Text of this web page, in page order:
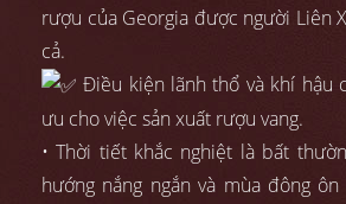
rượu của Georgia được người Liên
cả.
Điều kiện lãnh thổ và khí hậu
ưu cho việc sản xuất rượu vang.
• Thời tiết khắc nghiệt là bất
hướng nắng ngắn và mùa đông